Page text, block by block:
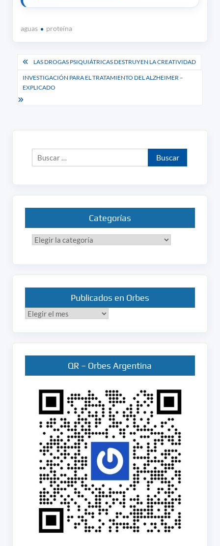
aguas proteína
Navegación
de
entradas
LAS DROGAS PSIQUIÁTRICAS DESTRUYEN LA CREATIVIDAD
INVESTIGACIÓN PARA EL TRATAMIENTO DEL ALZHEIMER –
EXPLICADO
Buscar:
Categorías
Categorías
Publicados en Orbes
Publicados
QR – Orbes Argentina